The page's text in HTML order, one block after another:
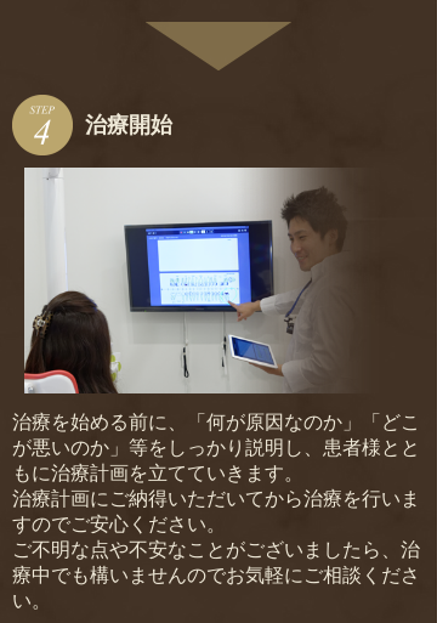
治療開始
治療を始める前に、「何が原因なのか」「どこ
が悪いのか」等をしっかり説明し、患者様とと
もに治療計画を立てていきます。
治療計画にご納得いただいてから治療を行いま
すのでご安心ください。
ご不明な点や不安なことがございましたら、治
療中でも構いませんのでお気軽にご相談くださ
い。